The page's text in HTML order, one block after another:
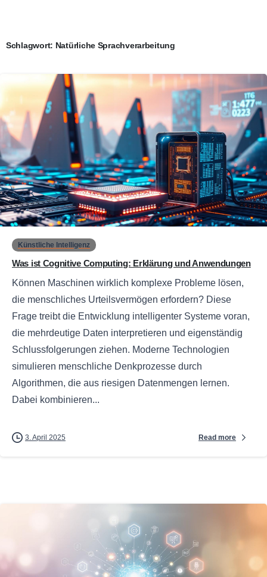
Schlagwort: Natürliche Sprachverarbeitung
0
Künstliche Intelligenz
Was ist Cognitive Computing: Erklärung und Anwendungen
Können Maschinen wirklich komplexe Probleme lösen,
die menschliches Urteilsvermögen erfordern? Diese
Frage treibt die Entwicklung intelligenter Systeme voran,
die mehrdeutige Daten interpretieren und eigenständig
Schlussfolgerungen ziehen. Moderne Technologien
simulieren menschliche Denkprozesse durch
Algorithmen, die aus riesigen Datenmengen lernen.
Dabei kombinieren...
3. April 2025 Read more